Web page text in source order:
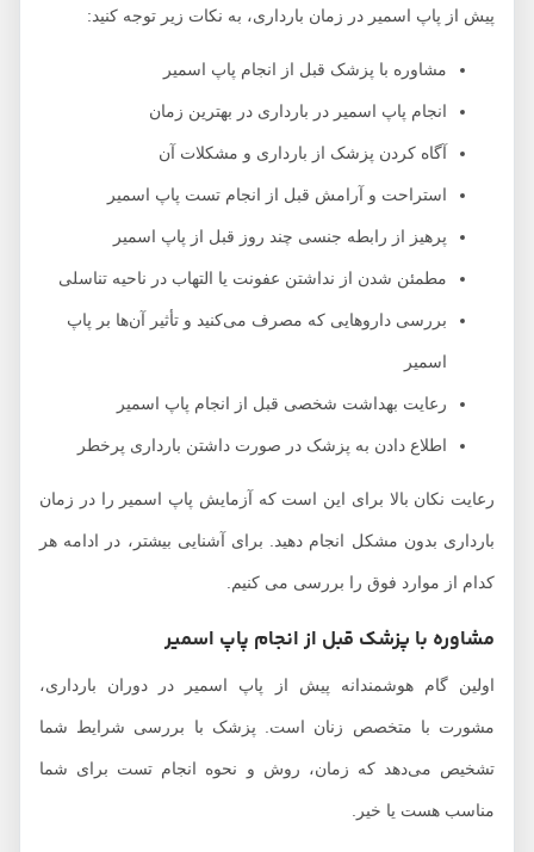
پیش از پاپ اسمیر در زمان بارداری، به نکات زیر توجه کنید:
مشاوره با پزشک قبل از انجام پاپ اسمیر
انجام پاپ اسمیر در بارداری در بهترین زمان
آگاه کردن پزشک از بارداری و مشکلات آن
استراحت و آرامش قبل از انجام تست پاپ اسمیر
پرهیز از رابطه جنسی چند روز قبل از پاپ اسمیر
مطمئن شدن از نداشتن عفونت یا التهاب در ناحیه تناسلی
بررسی داروهایی که مصرف می‌کنید و تأثیر آن‌ها بر پاپ
اسمیر
رعایت بهداشت شخصی قبل از انجام پاپ اسمیر
اطلاع دادن به پزشک در صورت داشتن بارداری پرخطر
رعایت نکان بالا برای این است که آزمایش پاپ اسمیر را در زمان
بارداری بدون مشکل انجام دهید. برای آشنایی بیشتر، در ادامه هر
کدام از موارد فوق را بررسی می کنیم.
مشاوره با پزشک قبل از انجام پاپ اسمیر
اولین گام هوشمندانه پیش از پاپ اسمیر در دوران بارداری،
مشورت با متخصص زنان است. پزشک با بررسی شرایط شما
تشخیص می‌دهد که زمان، روش و نحوه انجام تست برای شما
مناسب هست یا خیر.